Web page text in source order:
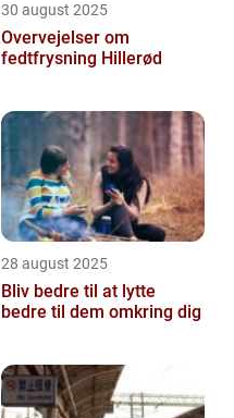
30 august 2025
Overvejelser om
fedtfrysning Hillerød
28 august 2025
Bliv bedre til at lytte
bedre til dem omkring dig